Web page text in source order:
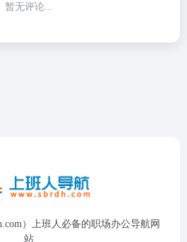
暂无评论...
）上班人必备的职场办公导航网
站